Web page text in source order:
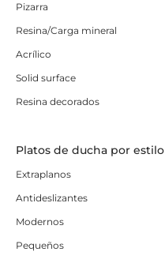
Pizarra
Resina/Carga mineral
Acrílico
Solid surface
Resina decorados
Platos de ducha por estilo
Extraplanos
Antideslizantes
Modernos
Pequeños